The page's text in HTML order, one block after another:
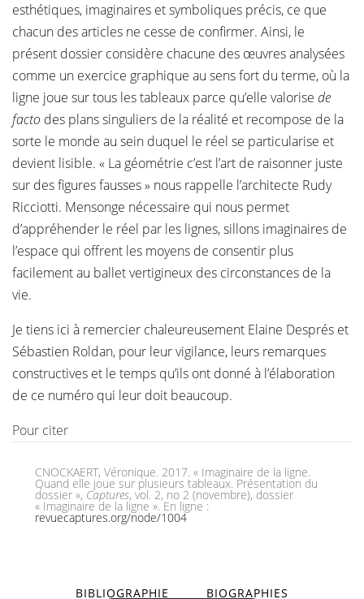
esthétiques, imaginaires et symboliques précis, ce que
chacun des articles ne cesse de confirmer. Ainsi, le
présent dossier considère chacune des œuvres analysées
comme un exercice graphique au sens fort du terme, où la
ligne joue sur tous les tableaux parce qu’elle valorise de
facto des plans singuliers de la réalité et recompose de la
sorte le monde au sein duquel le réel se particularise et
devient lisible. « La géométrie c’est l’art de raisonner juste
sur des figures fausses » nous rappelle l’architecte Rudy
Ricciotti. Mensonge nécessaire qui nous permet
d’appréhender le réel par les lignes, sillons imaginaires de
l’espace qui offrent les moyens de consentir plus
facilement au ballet vertigineux des circonstances de la
vie.
Je tiens ici à remercier chaleureusement Elaine Després et
Sébastien Roldan, pour leur vigilance, leurs remarques
constructives et le temps qu’ils ont donné à l’élaboration
de ce numéro qui leur doit beaucoup.
Pour citer
CNOCKAERT, Véronique. 2017. « Imaginaire de la ligne.
Quand elle joue sur plusieurs tableaux. Présentation du
dossier », Captures, vol. 2, no 2 (novembre), dossier
« Imaginaire de la ligne ». En ligne :
revuecaptures.org/node/1004
BIBLIOGRAPHIE BIOGRAPHIES